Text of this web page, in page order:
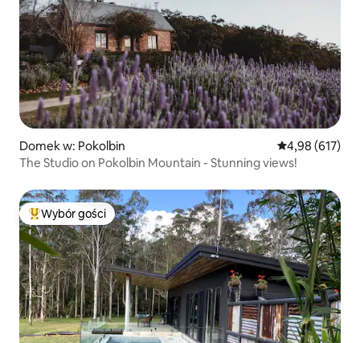
Domek w: Pokolbin Średnia
4,98 (617)
The Studio on Pokolbin Mountain - Stunning views!
Najpopularniejsze z kategorii Wybór gości
Wybór gości